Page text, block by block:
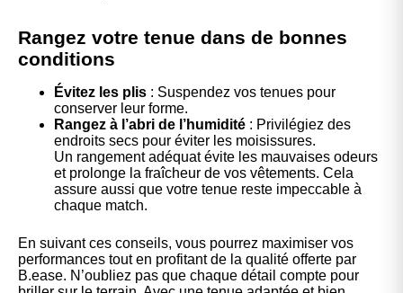
Rangez votre tenue dans de bonnes
conditions
Évitez les plis : Suspendez vos tenues pour
conserver leur forme.
Rangez à l’abri de l’humidité : Privilégiez des
endroits secs pour éviter les moisissures.
Un rangement adéquat évite les mauvaises odeurs
et prolonge la fraîcheur de vos vêtements. Cela
assure aussi que votre tenue reste impeccable à
chaque match.
En suivant ces conseils, vous pourrez maximiser vos
performances tout en profitant de la qualité offerte par
B.ease. N’oubliez pas que chaque détail compte pour